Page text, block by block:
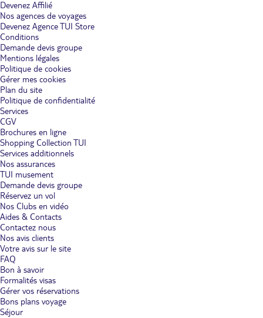
Devenez Affilié
Nos agences de voyages
Devenez Agence TUI Store
Conditions
Demande devis groupe
Mentions légales
Politique de cookies
Gérer mes cookies
Plan du site
Politique de confidentialité
Services
CGV
Brochures en ligne
Shopping Collection TUI
Services additionnels
Nos assurances
TUI musement
Demande devis groupe
Réservez un vol
Nos Clubs en vidéo
Aides & Contacts
Contactez nous
Nos avis clients
Votre avis sur le site
FAQ
Bon à savoir
Formalités visas
Gérer vos réservations
Bons plans voyage
Séjour